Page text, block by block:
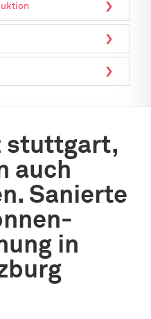
stuttgart,
auch
Sanierte
in